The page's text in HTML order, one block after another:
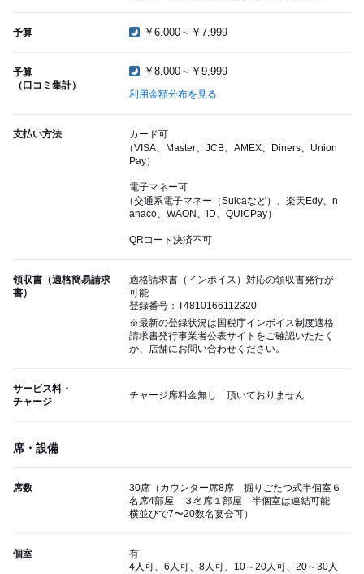
予算 ￥6,000～￥7,999
予算
（口コミ集計）
￥8,000～￥9,999
利用金額分布を見る
支払い方法
カード可
（VISA、Master、JCB、AMEX、Diners、Union
Pay）
電子マネー可
（交通系電子マネー（Suicaなど）、楽天Edy、n
anaco、WAON、iD、QUICPay）
QRコード決済不可
領収書（適格簡易請求
書）
適格請求書（インボイス）対応の領収書発行が
可能
登録番号：T4810166112320
※最新の登録状況は国税庁インボイス制度適格
請求書発行事業者公表サイトをご確認いただく
か、店舗にお問い合わせください。
サービス料・
チャージ
チャージ席料金無し 頂いておりません
席・設備
席数
30席（カウンター席8席 掘りごたつ式半個室６
名席4部屋 ３名席１部屋 半個室は連結可能
横並びで7〜20数名宴会可）
個室
有
4人可、6人可、8人可、10～20人可、20～30人